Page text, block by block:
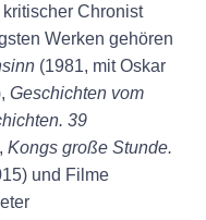
Chronist
Werken gehören
(1981, mit Oskar
Geschichten vom
39
Kongs große Stunde.
und Filme